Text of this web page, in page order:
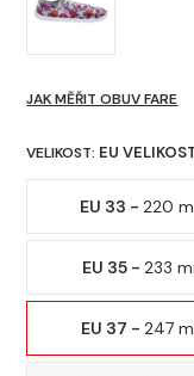
VELIKOST: EU
JAK MĚŘIT OBUV FARE
EU 33 -220
EU 35 - 233
EU 37 - 247